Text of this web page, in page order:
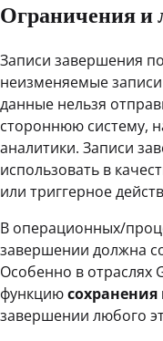
Ограничения и
Записи завершения
неизменяемые
данные нельзя
стороннюю систему,
аналитики. Записи
использовать в
или триггерное
В операционных/
завершении должна
Особенно в отраслях
функцию
завершении любого